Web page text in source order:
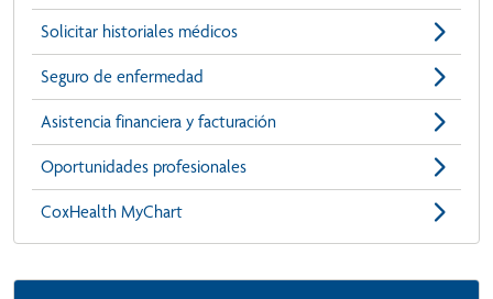
Solicitar historiales médicos
Seguro de enfermedad
Asistencia financiera y facturación
Oportunidades profesionales
CoxHealth MyChart